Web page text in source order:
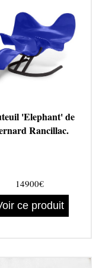
'Elephant' de
Rancillac.
14900€
ce produit